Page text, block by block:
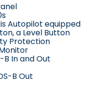
Autopilot equipped
a Level Button
Protection
B In and Out
B Out